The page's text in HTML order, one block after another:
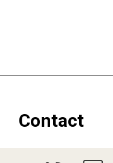
Contact